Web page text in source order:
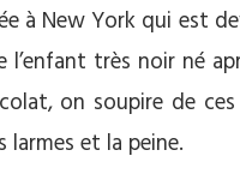
à New York qui est
très noir né
on soupire de
larmes et la peine.